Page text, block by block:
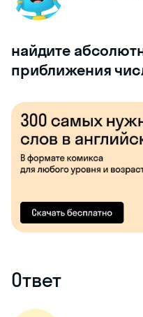
найдите
приближения
Ответ